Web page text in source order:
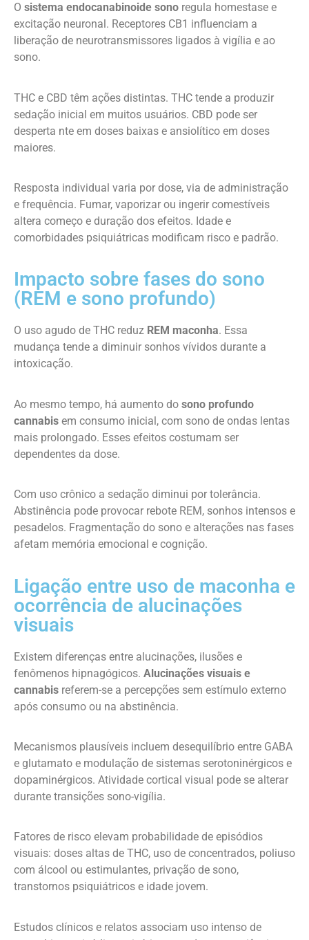
O sistema endocanabinoide sono regula homestase e
excitação neuronal. Receptores CB1 influenciam a
liberação de neurotransmissores ligados à vigília e ao
sono.
THC e CBD têm ações distintas. THC tende a produzir
sedação inicial em muitos usuários. CBD pode ser
desperta nte em doses baixas e ansiolítico em doses
maiores.
Resposta individual varia por dose, via de administração
e frequência. Fumar, vaporizar ou ingerir comestíveis
altera começo e duração dos efeitos. Idade e
comorbidades psiquiátricas modificam risco e padrão.
Impacto sobre fases do sono
(REM e sono profundo)
O uso agudo de THC reduz REM maconha. Essa
mudança tende a diminuir sonhos vívidos durante a
intoxicação.
Ao mesmo tempo, há aumento do sono profundo
cannabis em consumo inicial, com sono de ondas lentas
mais prolongado. Esses efeitos costumam ser
dependentes da dose.
Com uso crônico a sedação diminui por tolerância.
Abstinência pode provocar rebote REM, sonhos intensos e
pesadelos. Fragmentação do sono e alterações nas fases
afetam memória emocional e cognição.
Ligação entre uso de maconha e
ocorrência de alucinações
visuais
Existem diferenças entre alucinações, ilusões e
fenômenos hipnagógicos. Alucinações visuais e
cannabis referem-se a percepções sem estímulo externo
após consumo ou na abstinência.
Mecanismos plausíveis incluem desequilíbrio entre GABA
e glutamato e modulação de sistemas serotoninérgicos e
dopaminérgicos. Atividade cortical visual pode se alterar
durante transições sono-vigília.
Fatores de risco elevam probabilidade de episódios
visuais: doses altas de THC, uso de concentrados, poliuso
com álcool ou estimulantes, privação de sono,
transtornos psiquiátricos e idade jovem.
Estudos clínicos e relatos associam uso intenso de